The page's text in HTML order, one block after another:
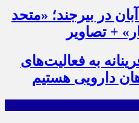
راهپیمایی باشکوه ۱۳ آبان در بیرجند؛ «متحد
+ تصاویر
به فعالیت‌های
دارویی هستیم